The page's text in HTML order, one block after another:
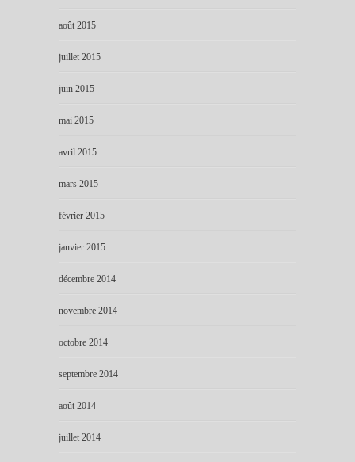
août 2015
juillet 2015
juin 2015
mai 2015
avril 2015
mars 2015
février 2015
janvier 2015
décembre 2014
novembre 2014
octobre 2014
septembre 2014
août 2014
juillet 2014